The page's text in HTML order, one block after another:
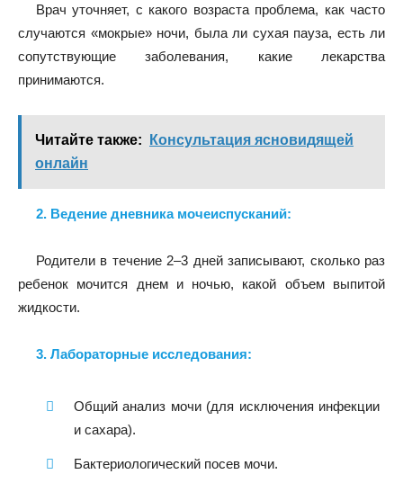
Врач уточняет, с какого возраста проблема, как часто
случаются «мокрые» ночи, была ли сухая пауза, есть ли
сопутствующие заболевания, какие лекарства
принимаются.
Читайте также:
Консультация ясновидящей
онлайн
2. Ведение дневника мочеиспусканий:
Родители в течение 2–3 дней записывают, сколько раз
ребенок мочится днем и ночью, какой объем выпитой
жидкости.
3. Лабораторные исследования:
Общий анализ мочи (для исключения инфекции
и сахара).
Бактериологический посев мочи.